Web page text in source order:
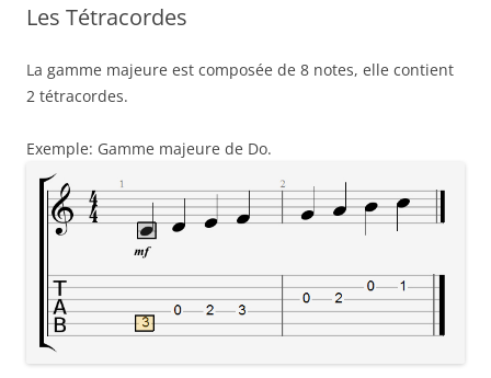
Les Tétracordes
La gamme majeure est composée de 8 notes, elle contient
2 tétracordes.
Exemple: Gamme majeure de Do.